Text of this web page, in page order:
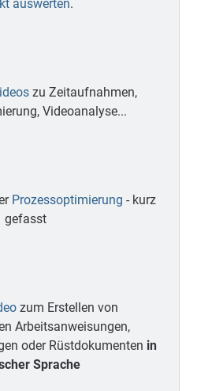
auswerten.
zu Zeitaufnahmen,
Videoanalyse...
Prozessoptimierung - kurz
gefasst
zum Erstellen von
Arbeitsanweisungen,
oder Rüstdokumenten in
Sprache